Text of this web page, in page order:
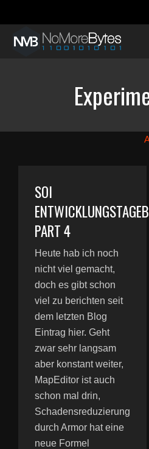
SOI
PART 4
Heute hab ich noch
nicht viel gemacht,
doch es gibt schon
viel zu berichten seit
dem letzten Blog
Eintrag hier. Geht
zwar sehr langsam
aber konstant weiter,
MapEditor ist auch
schon mal drin,
Schadensreduzierung
durch Armor hat eine
neue Formel